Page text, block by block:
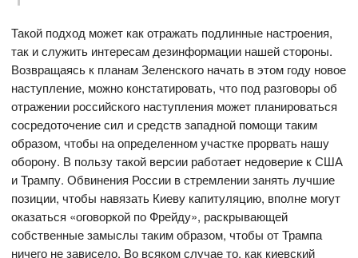
Такой подход может как отражать подлинные настроения,
так и служить интересам дезинформации нашей стороны.
Возвращаясь к планам Зеленского начать в этом году новое
наступление, можно констатировать, что под разговоры об
отражении российского наступления может планироваться
сосредоточение сил и средств западной помощи таким
образом, чтобы на определенном участке прорвать нашу
оборону. В пользу такой версии работает недоверие к США
и Трампу. Обвинения России в стремлении занять лучшие
позиции, чтобы навязать Киеву капитуляцию, вполне могут
оказаться «оговоркой по Фрейду», раскрывающей
собственные замыслы таким образом, чтобы от Трампа
ничего не зависело. Во всяком случае то, как киевский